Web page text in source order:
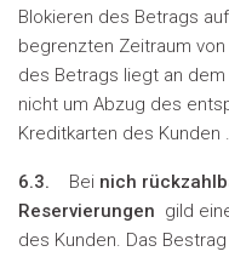
Blokieren des Betrags
begrenzten Zeitraum
des Betrags liegt an
nicht um Abzug des
Kreditkarten des Kunden .
6.3. Bei nich
Reservierungen gild
des Kunden. Das